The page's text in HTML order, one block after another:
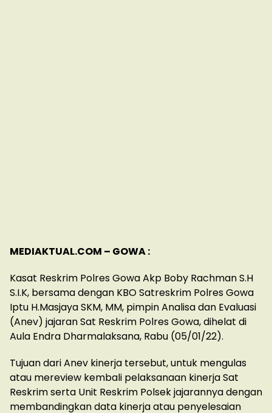
MEDIAKTUAL.COM – GOWA :
Kasat Reskrim Polres Gowa Akp Boby Rachman S.H
S.I.K, bersama dengan KBO Satreskrim Polres Gowa
Iptu H.Masjaya SKM, MM, pimpin Analisa dan Evaluasi
(Anev) jajaran Sat Reskrim Polres Gowa, dihelat di
Aula Endra Dharmalaksana, Rabu (05/01/22).
Tujuan dari Anev kinerja tersebut, untuk mengulas
atau mereview kembali pelaksanaan kinerja Sat
Reskrim serta Unit Reskrim Polsek jajarannya dengan
membandingkan data kinerja atau penyelesaian